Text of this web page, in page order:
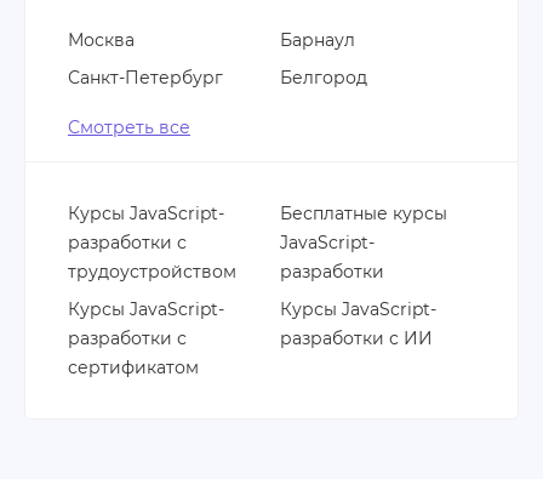
Москва
Санкт-Петербург
Барнаул
Белгород
Смотреть все
Курсы JavaScript-
разработки с
трудоустройством
Курсы JavaScript-
разработки с
сертификатом
Бесплатные курсы
JavaScript-
разработки
Курсы JavaScript-
разработки с ИИ